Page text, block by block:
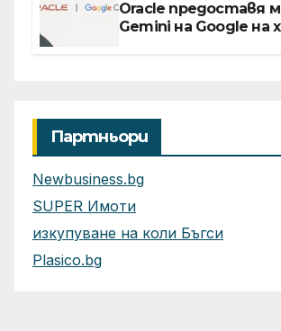
Oracle предоставя
Gemini на Google на
Партньори
Newbusiness.bg
SUPER Имоти
изкупуване на коли Бъгси
Plasico.bg